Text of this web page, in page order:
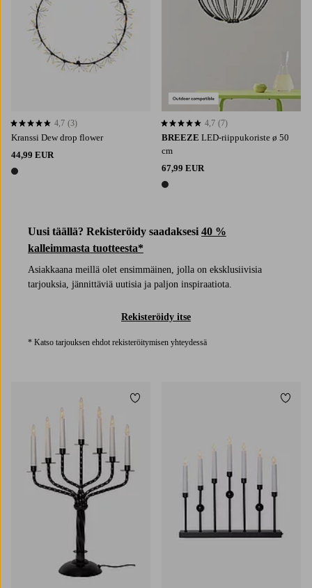
Kranssi Dew drop flower
44,99 EUR
1 väri
4,7 perustuen 3 arvosanaan
4,7 (3)
Uusi täällä? Rekisteröidy saadaksesi 40 %
kalleimmasta tuotteesta*
Asiakkaana meillä olet ensimmäinen, jolla on eksklusiivisia
tarjouksia, jännittäviä uutisia ja paljon inspiraatiota.
Rekisteröidy itse
* Katso tarjouksen ehdot rekisteröitymisen yhteydessä
BREEZE LED-riippukoriste ø 50
cm
67,99 EUR
1 väri
4,7 perustuen 7 arvosanaan
4,7 (7)
Lisää suosikkeihin Lisää